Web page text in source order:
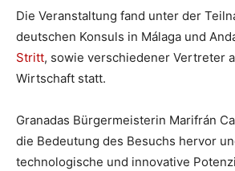
Die Veranstaltung fand unter der
deutschen Konsuls in Málaga und
Stritt, sowie verschiedener Vertreter
Wirtschaft statt.
Granadas Bürgermeisterin Marifrán
die Bedeutung des Besuchs hervor
technologische und innovative